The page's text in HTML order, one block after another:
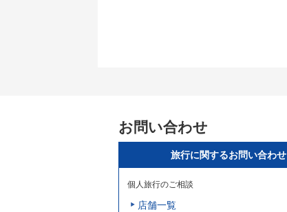
お問い合わせ
旅行に関するお問い合わせ
個人旅行のご相談
店舗一覧